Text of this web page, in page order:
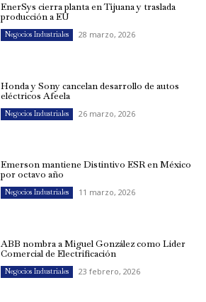
EnerSys cierra planta en Tijuana y traslada
producción a EU
Negocios Industriales 28 marzo, 2026
Honda y Sony cancelan desarrollo de autos
eléctricos Afeela
Negocios Industriales 26 marzo, 2026
Emerson mantiene Distintivo ESR en México
por octavo año
Negocios Industriales 11 marzo, 2026
ABB nombra a Miguel González como Líder
Comercial de Electrificación
Negocios Industriales 23 febrero, 2026